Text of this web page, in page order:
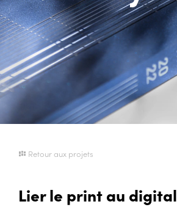
Retour aux projets
Lier le print au digital